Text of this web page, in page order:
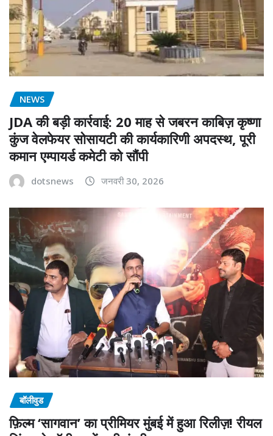
NEWS
JDA की बड़ी कार्रवाई: 20 माह से जबरन काबिज़ कृष्णा
कुंज वेलफेयर सोसायटी की कार्यकारिणी अपदस्थ, पूरी
कमान एम्पायर्ड कमेटी को सौंपी
dotsnews जनवरी 30, 2026
बॉलीवुड
फ़िल्म ‘सागवान’ का प्रीमियर मुंबई में हुआ रिलीज़! रीयल